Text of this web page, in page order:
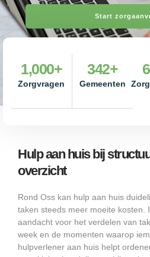
Start
Zorgvragen
1,000+
Gemeenten
342+
Hulp aan huis bij
overzicht
Rond Oss kan hulp aan huis
taken steeds meer moeite kosten.
aandacht voor het verdelen van
week en de momenten waarop
hulpverlener aan huis helpt